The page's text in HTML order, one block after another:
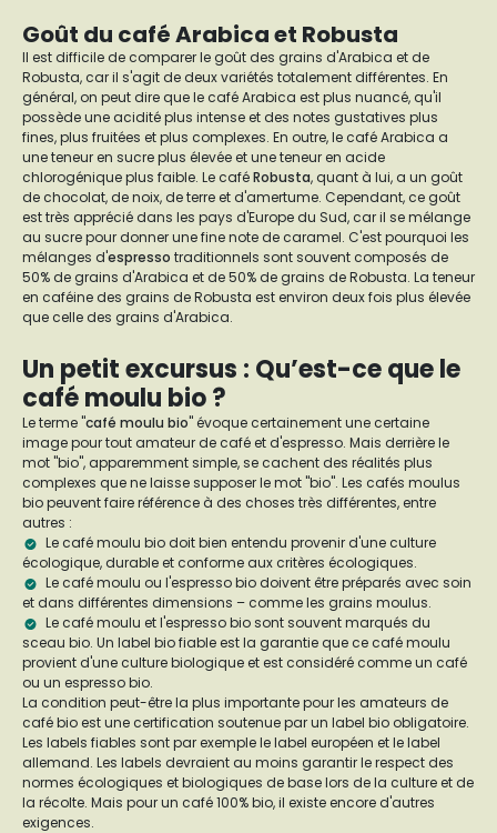
Goût du café Arabica et Robusta
Il est difficile de comparer le goût des grains d'Arabica et de
Robusta, car il s'agit de deux variétés totalement différentes. En
général, on peut dire que le café Arabica est plus nuancé, qu'il
possède une acidité plus intense et des notes gustatives plus
fines, plus fruitées et plus complexes. En outre, le café Arabica a
une teneur en sucre plus élevée et une teneur en acide
chlorogénique plus faible. Le caféRobusta, quant à lui, a un goût
de chocolat, de noix, de terre et d'amertume. Cependant, ce goût
est très apprécié dans les pays d'Europe du Sud, car il se mélange
au sucre pour donner une fine note de caramel. C'est pourquoi les
mélanges d'espresso traditionnels sont souvent composés de
50% de grains d'Arabica et de 50% de grains de Robusta. La teneur
en caféine des grains de Robusta est environ deux fois plus élevée
que celle des grains d'Arabica.
Un petit excursus : Qu’est-ce que le
café moulu bio ?
Le terme "café moulu bio" évoque certainement une certaine
image pour tout amateur de café et d'espresso. Mais derrière le
mot "bio", apparemment simple, se cachent des réalités plus
complexes que ne laisse supposer le mot "bio". Les cafés moulus
bio peuvent faire référence à des choses très différentes, entre
autres :
Le café moulu bio doit bien entendu provenir d'une culture
écologique, durable et conforme aux critères écologiques.
Le café moulu ou l'espresso bio doivent être préparés avec soin
et dans différentes dimensions – comme les grains moulus.
Le café moulu et l'espresso bio sont souvent marqués du
sceau bio. Un label bio fiable est la garantie que ce café moulu
provient d'une culture biologique et est considéré comme un café
ou un espresso bio.
La condition peut-être la plus importante pour les amateurs de
café bio est une certification soutenue par un label bio obligatoire.
Les labels fiables sont par exemple le label européen et le label
allemand. Les labels devraient au moins garantir le respect des
normes écologiques et biologiques de base lors de la culture et de
la récolte. Mais pour un café 100% bio, il existe encore d'autres
exigences.